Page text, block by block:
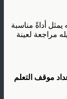
يمثل أداةً مناسبة
مراجعة لعينة
موقف التعلم